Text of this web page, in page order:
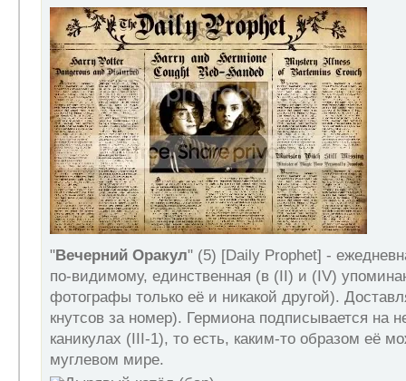
"Вечерний Оракул" (5) [Daily Prophet] -
по-видимому, единственная (в (II) и (IV)
фотографы только её и никакой другой).
кнутсов за номер). Гермиона подписывается на
каникулах (III-1), то есть, каким-то образом её
муглевом мире.